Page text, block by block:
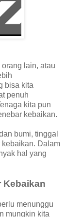
lain, atau
bisa kita
penuh
kita pun
kebaikan.
bumi, tinggal
Dalam
hal yang
Kebaikan
menunggu
mungkin kita